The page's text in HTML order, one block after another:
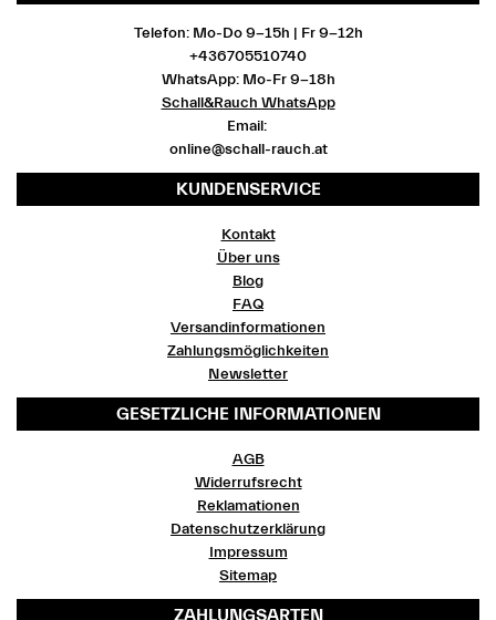
Telefon: Mo-Do 9-15h | Fr 9-12h
+436705510740
WhatsApp: Mo-Fr 9-18h
Schall&Rauch WhatsApp
Email:
online@schall-rauch.at
KUNDENSERVICE
Kontakt
Über uns
Blog
FAQ
Versandinformationen
Zahlungsmöglichkeiten
Newsletter
GESETZLICHE INFORMATIONEN
AGB
Widerrufsrecht
Reklamationen
Datenschutzerklärung
Impressum
Sitemap
ZAHLUNGSARTEN